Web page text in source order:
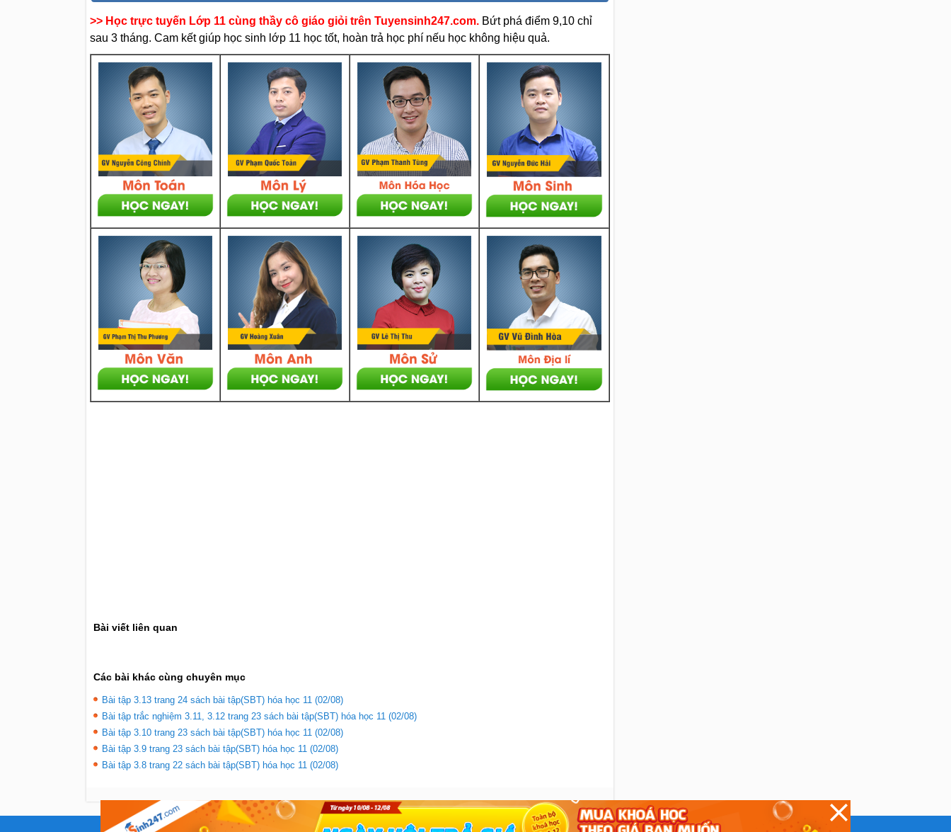
>> Học trực tuyến Lớp 11 cùng thầy cô giáo giỏi trên Tuyensinh247.com. Bứt phá điểm 9,10 chỉ
sau 3 tháng. Cam kết giúp học sinh lớp 11 học tốt, hoàn trả học phí nếu học không hiệu quả.
Bài viết liên quan
Các bài khác cùng chuyên mục
Bài tập 3.13 trang 24 sách bài tập(SBT) hóa học 11 (02/08)
Bài tập trắc nghiệm 3.11, 3.12 trang 23 sách bài tập(SBT) hóa học 11 (02/08)
Bài tập 3.10 trang 23 sách bài tập(SBT) hóa học 11 (02/08)
Bài tập 3.9 trang 23 sách bài tập(SBT) hóa học 11 (02/08)
Bài tập 3.8 trang 22 sách bài tập(SBT) hóa học 11 (02/08)
Liên hệ |Chính sách